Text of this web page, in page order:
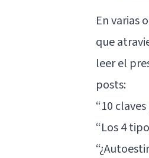
En varias
que
leer el
posts:
“10
“Los 4